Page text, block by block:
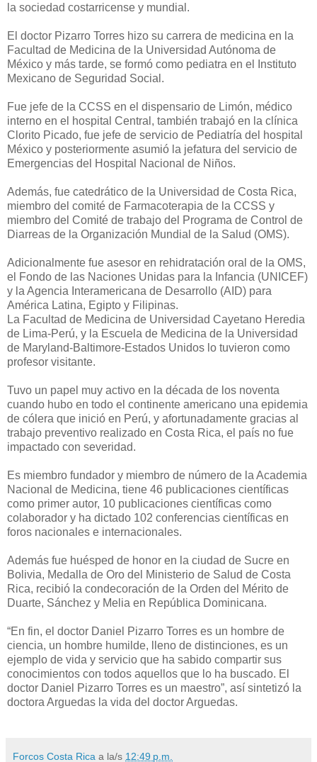
la sociedad costarricense y mundial.
El doctor Pizarro Torres hizo su carrera de medicina en la
Facultad de Medicina de la Universidad Autónoma de
México y más tarde, se formó como pediatra en el Instituto
Mexicano de Seguridad Social.
Fue jefe de la CCSS en el dispensario de Limón, médico
interno en el hospital Central, también trabajó en la clínica
Clorito Picado, fue jefe de servicio de Pediatría del hospital
México y posteriormente asumió la jefatura del servicio de
Emergencias del Hospital Nacional de Niños.
Además, fue catedrático de la Universidad de Costa Rica,
miembro del comité de Farmacoterapia de la CCSS y
miembro del Comité de trabajo del Programa de Control de
Diarreas de la Organización Mundial de la Salud (OMS).
Adicionalmente fue asesor en rehidratación oral de la OMS,
el Fondo de las Naciones Unidas para la Infancia (UNICEF)
y la Agencia Interamericana de Desarrollo (AID) para
América Latina, Egipto y Filipinas.
La Facultad de Medicina de Universidad Cayetano Heredia
de Lima-Perú, y la Escuela de Medicina de la Universidad
de Maryland-Baltimore-Estados Unidos lo tuvieron como
profesor visitante.
Tuvo un papel muy activo en la década de los noventa
cuando hubo en todo el continente americano una epidemia
de cólera que inició en Perú, y afortunadamente gracias al
trabajo preventivo realizado en Costa Rica, el país no fue
impactado con severidad.
Es miembro fundador y miembro de número de la Academia
Nacional de Medicina, tiene 46 publicaciones científicas
como primer autor, 10 publicaciones científicas como
colaborador y ha dictado 102 conferencias científicas en
foros nacionales e internacionales.
Además fue huésped de honor en la ciudad de Sucre en
Bolivia, Medalla de Oro del Ministerio de Salud de Costa
Rica, recibió la condecoración de la Orden del Mérito de
Duarte, Sánchez y Melia en República Dominicana.
“En fin, el doctor Daniel Pizarro Torres es un hombre de
ciencia, un hombre humilde, lleno de distinciones, es un
ejemplo de vida y servicio que ha sabido compartir sus
conocimientos con todos aquellos que lo ha buscado. El
doctor Daniel Pizarro Torres es un maestro”, así sintetizó la
doctora Arguedas la vida del doctor Arguedas.
Forcos Costa Rica a la/s 12:49 p.m.